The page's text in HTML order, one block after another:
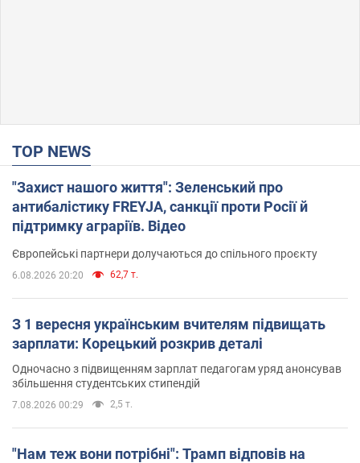
TOP NEWS
"Захист нашого життя": Зеленський про
антибалістику FREYJA, санкції проти Росії й
підтримку аграріїв. Відео
Європейські партнери долучаються до спільного проєкту
6.08.2026 20:20 62,7 т.
З 1 вересня українським вчителям підвищать
зарплати: Корецький розкрив деталі
Одночасно з підвищенням зарплат педагогам уряд анонсував
збільшення студентських стипендій
7.08.2026 00:29 2,5 т.
"Нам теж вони потрібні": Трамп відповів на